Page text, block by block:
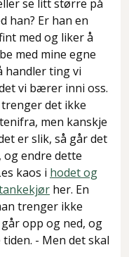
se litt større på
han? Er han en
med og liker å
med mine egne
handler ting vi
vi bærer inni oss.
det ikke
men kanskje
er slik, så går det
og endre dette
kaos i hodet og
her. En
trenger ikke
opp og ned, og
- Men det skal